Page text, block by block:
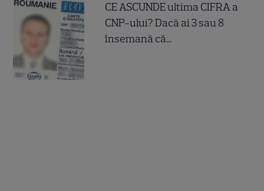
CE ASCUNDE ultima CIFRA a
CNP-ului? Dacă ai 3 sau 8
însemană că...